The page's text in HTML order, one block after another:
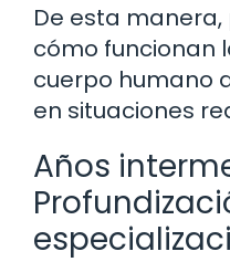
De esta
cómo funcionan
cuerpo humano
en situaciones
Años